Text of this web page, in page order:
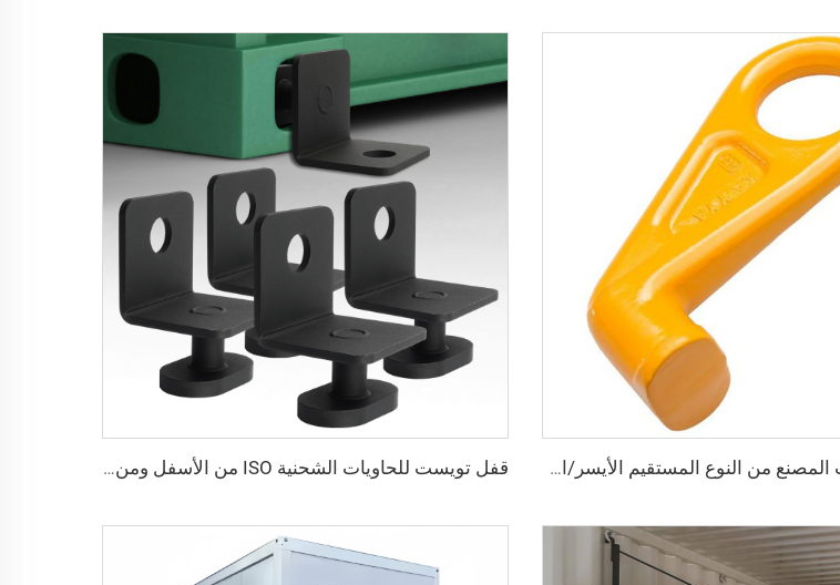
خطاف حاويات المصنع من النوع المستقيم الأيسر/الأيمن مصنوع من سبائك الفولاذ لرفع الحاويات قفل تويست للحاويات الشحنية ISO من الأسفل ومن الجانب & قفل زاوية لتثبيت البضائع